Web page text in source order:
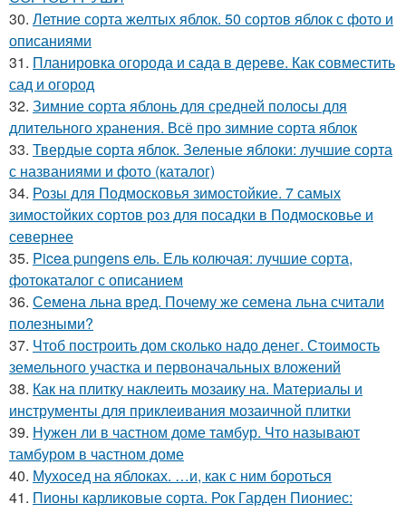
30. Летние сорта желтых яблок. 50 сортов яблок с фото и
описаниями
31. Планировка огорода и сада в дереве. Как совместить
сад и огород
32. Зимние сорта яблонь для средней полосы для
длительного хранения. Всё про зимние сорта яблок
33. Твердые сорта яблок. Зеленые яблоки: лучшие сорта
с названиями и фото (каталог)
34. Розы для Подмосковья зимостойкие. 7 самых
зимостойких сортов роз для посадки в Подмосковье и
севернее
35. Picea pungens ель. Ель колючая: лучшие сорта,
фотокаталог с описанием
36. Семена льна вред. Почему же семена льна считали
полезными?
37. Чтоб построить дом сколько надо денег. Стоимость
земельного участка и первоначальных вложений
38. Как на плитку наклеить мозаику на. Материалы и
инструменты для приклеивания мозаичной плитки
39. Нужен ли в частном доме тамбур. Что называют
тамбуром в частном доме
40. Мухосед на яблоках. …и, как с ним бороться
41. Пионы карликовые сорта. Рок Гарден Пиониес: